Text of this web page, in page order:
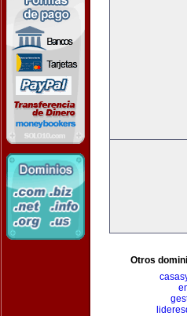
Otros